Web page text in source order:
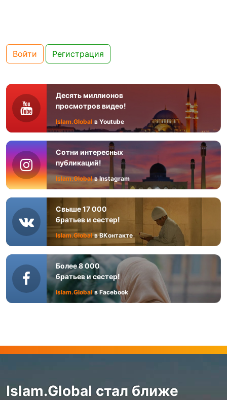
Войти Регистрация
Десять миллионов
просмотров видео!
Islam.Global в Youtube
Сотни интересных
публикаций!
Islam.Global в Instagram
Свыше 17 000
братьев и сестер!
Islam.Global в ВКонтакте
Более 8 000
братьев и сестер!
Islam.Global в Facebook
Islam.Global стал ближе